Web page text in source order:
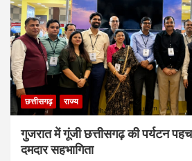
छत्तीसगढ़ राज्य
गुजरात में गूंजी छत्तीसगढ़ की पर्यटन
दमदार सहभागिता